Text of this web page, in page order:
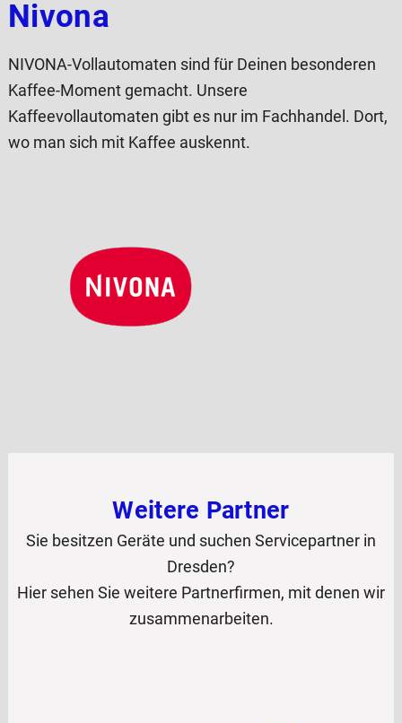
Nivona
NIVONA-Vollautomaten sind für Deinen besonderen
Kaffee-Moment gemacht. Unsere
Kaffeevollautomaten gibt es nur im Fachhandel. Dort,
wo man sich mit Kaffee auskennt.
Weitere Partner
Sie besitzen Geräte und suchen Servicepartner in
Dresden?
Hier sehen Sie weitere Partnerfirmen, mit denen wir
zusammenarbeiten.